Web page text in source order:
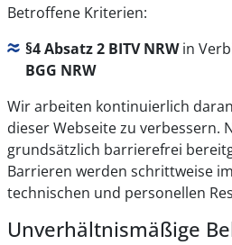
Betroffene Kriterien:
§4 Absatz 2 BITV NRWin
BGG NRW
Wir arbeiten kontinuierlich
dieser Webseite zu verbessern.
grundsätzlich barrierefrei
Barrieren werden schrittweise
technischen und personellen
Unverhältnismäßige